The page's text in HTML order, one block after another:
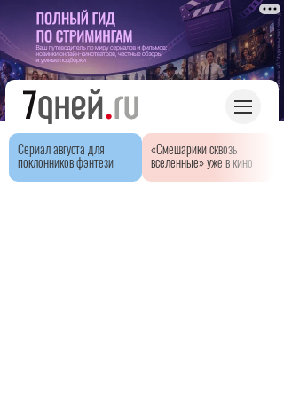
Сериал августа для
поклонников фэнтези
«Смешарики сквозь
вселенные» уже в кино